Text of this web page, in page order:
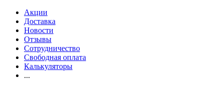
Акции
Доставка
Новости
Отзывы
Сотрудничество
Свободная оплата
Калькуляторы
...